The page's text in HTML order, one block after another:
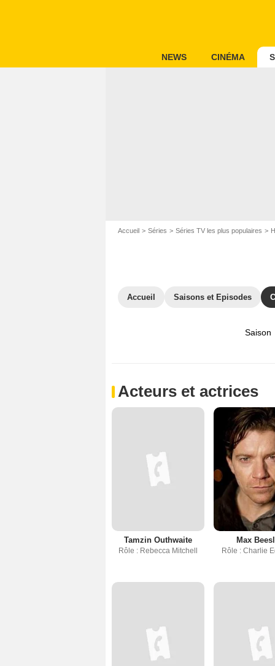
NEWS CINÉMA
Accueil Séries Séries TV les plus populaires
Accueil Saisons et Episodes
Saison
Acteurs et actrices
Tamzin Outhwaite
Rôle : Rebecca Mitchell
Max
Rôle : Charlie